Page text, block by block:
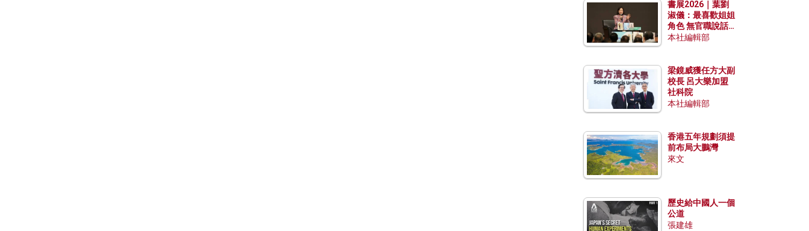
書展2026｜葉劉
淑儀：最喜歡姐姐
角色 無官職說話
包袱少
本社編輯部
梁鏡威獲任方大副
校長 呂大樂加盟
社科院
本社編輯部
香港五年規劃須提
前布局大鵬灣
來文
歷史給中國人一個
公道
張建雄